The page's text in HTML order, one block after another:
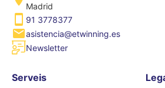
Madrid
91 3778377
asistencia@etwinning.es
Newsletter
Serveis